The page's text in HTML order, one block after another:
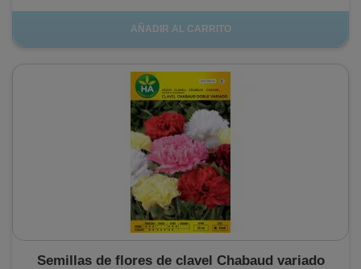
AÑADIR AL CARRITO
Semillas de flores de clavel Chabaud variado